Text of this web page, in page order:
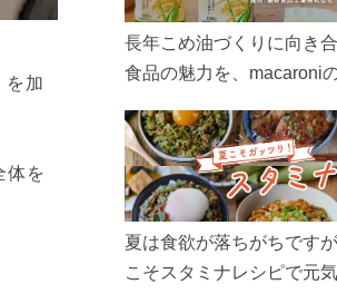
を加
体を
長年こめ油づくりに向き
食品の魅力を、macaroni
ん、製造現場や品質への
こめ油をもっと好きにな
ぜひお楽しみください。
夏は食欲が落ちがちです
こそスタミナレシピで元